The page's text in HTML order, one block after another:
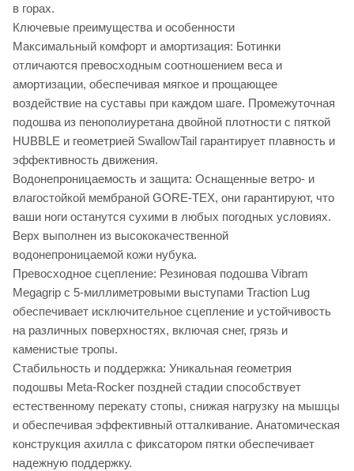
в горах.
Ключевые преимущества и особенности
Максимальный комфорт и амортизация: Ботинки
отличаются превосходным соотношением веса и
амортизации, обеспечивая мягкое и прощающее
воздействие на суставы при каждом шаге. Промежуточная
подошва из пенополиуретана двойной плотности с пяткой
HUBBLE и геометрией SwallowTail гарантирует плавность и
эффективность движения.
Водонепроницаемость и защита: Оснащенные ветро- и
влагостойкой мембраной GORE-TEX, они гарантируют, что
ваши ноги останутся сухими в любых погодных условиях.
Верх выполнен из высококачественной
водонепроницаемой кожи нубука.
Превосходное сцепление: Резиновая подошва Vibram
Megagrip с 5-миллиметровыми выступами Traction Lug
обеспечивает исключительное сцепление и устойчивость
на различных поверхностях, включая снег, грязь и
каменистые тропы.
Стабильность и поддержка: Уникальная геометрия
подошвы Meta-Rocker поздней стадии способствует
естественному перекату стопы, снижая нагрузку на мышцы
и обеспечивая эффективный отталкивание. Анатомическая
конструкция ахилла с фиксатором пятки обеспечивает
надежную поддержку.